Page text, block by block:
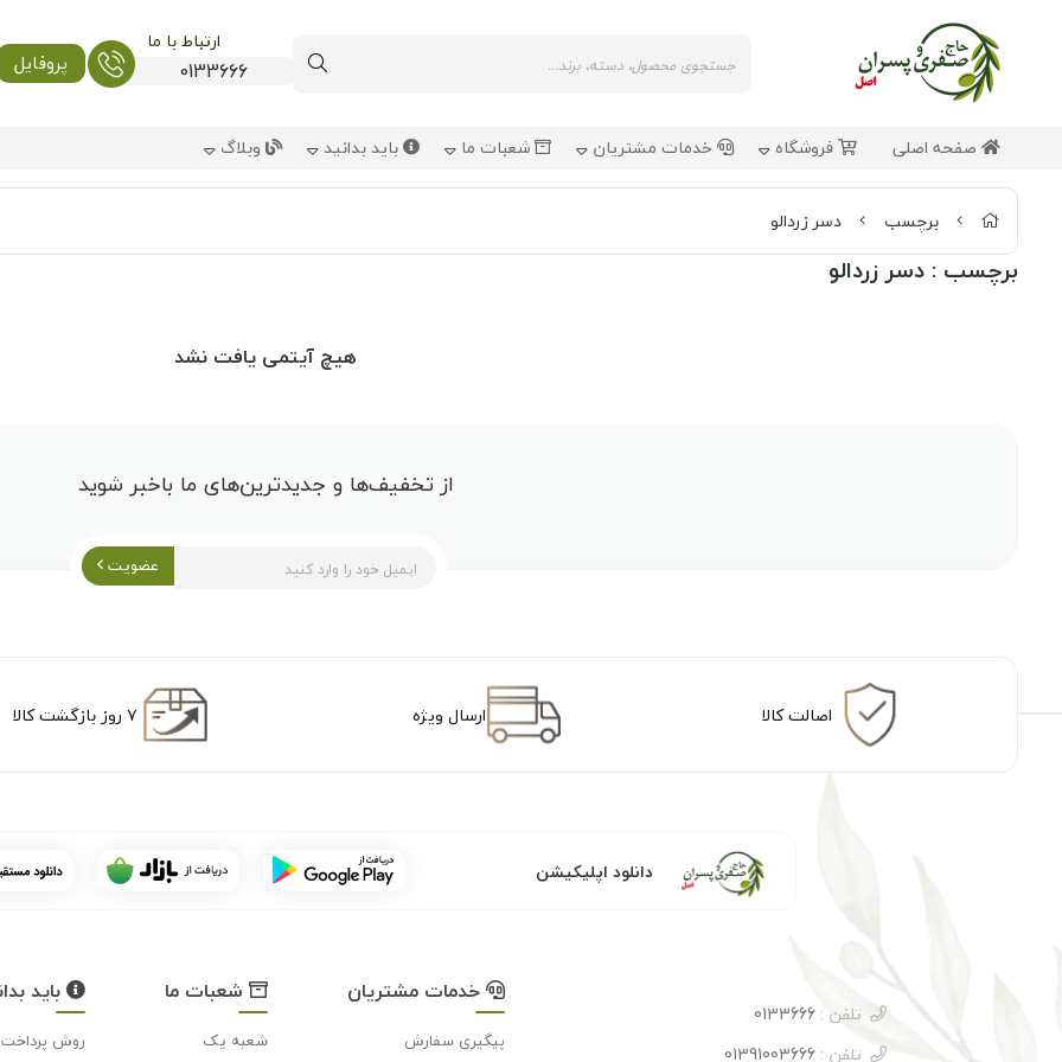
ارتباط با ما
0133666 پروفایل
صفحه اصلی فروشگاه خدمات مشتریان شعبات ما باید بدانید وبلاگ
برچسب دسر زردالو
برچسب : دسر زردالو
هیچ آیتمی یافت نشد
از تخفیف‌ها و جدیدترین‌های ما باخبر شوید
عضویت
اصالت کالا ارسال ویژه ۷ روز بازگشت کالا
دانلود اپلیکیشن
تلفن : 0133666
تلفن : 01391003666
خدمات مشتریان
پیگیری سفارش
شعبات ما
شعبه یک
باید
روش پرداخت